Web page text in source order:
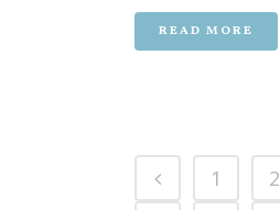
READ MORE
1 2